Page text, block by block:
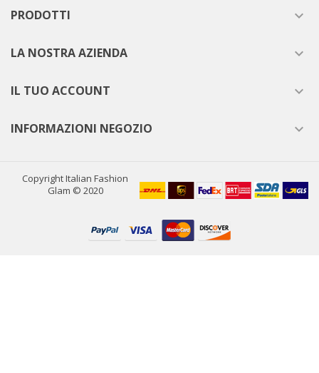
PRODOTTI 
LA NOSTRA AZIENDA 
IL TUO ACCOUNT 
INFORMAZIONI NEGOZIO 
Copyright Italian Fashion
Glam © 2020